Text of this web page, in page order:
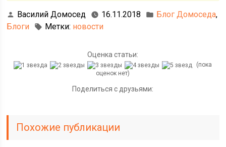
Василий Домосед 16.11.2018 Блог Домоседа,
Блоги
Метки: новости
Оценка статьи:
(пока
оценок нет)
Поделиться с друзьями:
Похожие публикации